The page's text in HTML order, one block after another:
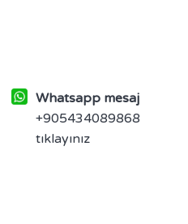
Whatsapp mesaj
+905434089868
tıklayınız